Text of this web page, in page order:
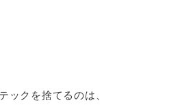
ックを捨てるのは、